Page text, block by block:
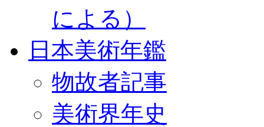
による）
日本美術年鑑
物故者記事
美術界年史